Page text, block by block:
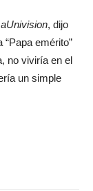
, dijo
emérito”
no viviría en el
un simple